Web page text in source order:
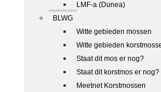
LMF-a (Dunea)
BLWG
Witte gebieden mossen
Witte gebieden
Staat dit mos er nog?
Staat dit korstmos er nog?
Meetnet Korstmossen